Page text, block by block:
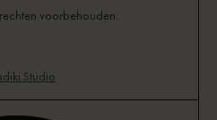
voorbehouden.
Studio